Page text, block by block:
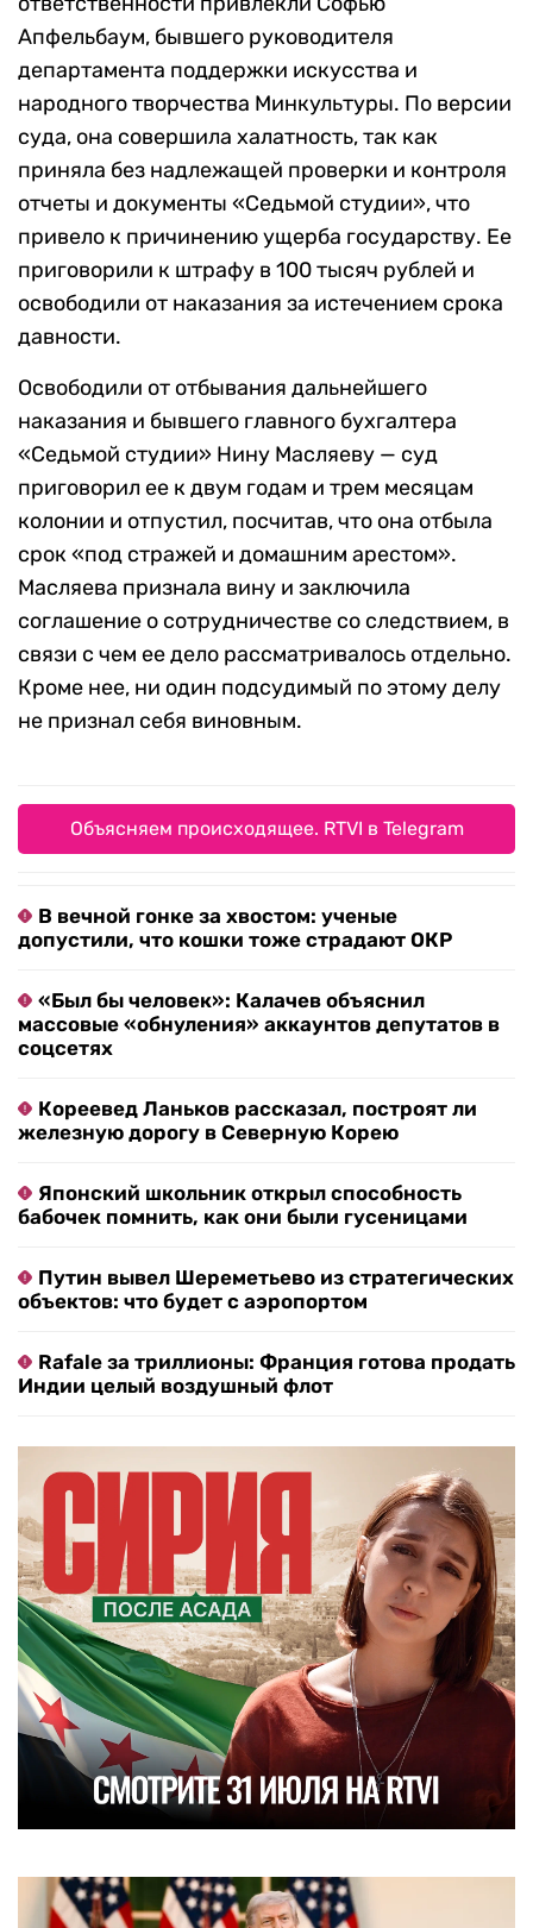
Апфельбаум, бывшего руководителя
департамента поддержки искусства и
народного творчества Минкультуры. По версии
суда, она совершила халатность, так как
приняла без надлежащей проверки и контроля
отчеты и документы «Седьмой студии», что
привело к причинению ущерба государству. Ее
приговорили к штрафу в 100 тысяч рублей и
освободили от наказания за истечением срока
давности.
Освободили от отбывания дальнейшего
наказания и бывшего главного бухгалтера
«Седьмой студии» Нину Масляеву — суд
приговорил ее к двум годам и трем месяцам
колонии и отпустил, посчитав, что она отбыла
срок «под стражей и домашним арестом».
Масляева признала вину и заключила
соглашение о сотрудничестве со следствием, в
связи с чем ее дело рассматривалось отдельно.
Кроме нее, ни один подсудимый по этому делу
не признал себя виновным.
Объясняем происходящее. RTVI в Telegram
В вечной гонке за хвостом: ученые
допустили, что кошки тоже страдают ОКР
«Был бы человек»: Калачев объяснил
массовые «обнуления» аккаунтов депутатов в
соцсетях
Кореевед Ланьков рассказал, построят ли
железную дорогу в Северную Корею
Японский школьник открыл способность
бабочек помнить, как они были гусеницами
Путин вывел Шереметьево из стратегических
объектов: что будет с аэропортом
Rafale за триллионы: Франция готова продать
Индии целый воздушный флот